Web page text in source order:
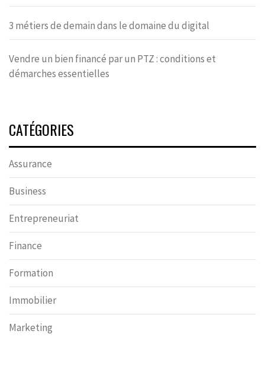
3 métiers de demain dans le domaine du digital
Vendre un bien financé par un PTZ : conditions et
démarches essentielles
CATÉGORIES
Assurance
Business
Entrepreneuriat
Finance
Formation
Immobilier
Marketing